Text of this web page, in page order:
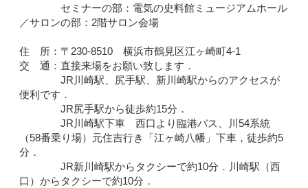
セミナーの部：電気の史料館ミュージアムホール
／サロンの部：2階サロン会場
住 所：〒230-8510 横浜市鶴見区江ヶ崎町4-1
交 通：直接来場をお願い致します．
JR川崎駅、尻手駅、新川崎駅からのアクセスが
便利です．
JR尻手駅から徒歩約15分．
JR川崎駅下車 西口より臨港バス、川54系統
（58番乗り場）元住吉行き「江ヶ崎八幡」下車，徒歩約5
分．
JR新川崎駅からタクシーで約10分．川崎駅（西
口）からタクシーで約10分．